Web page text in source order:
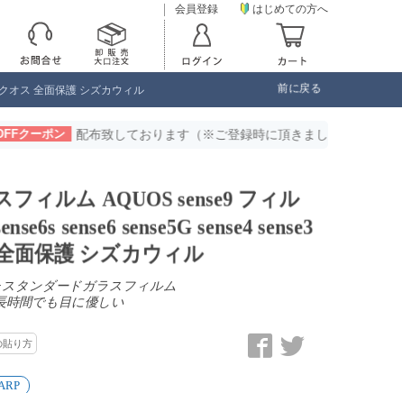
会員登録 はじめての方へ
クオス 全面保護 シズカウィル 前に戻る
しております（※ご登録時に頂きましたメールアドレスへクーポン
フィルム AQUOS sense9 フィル
sense6 sense5G sense4 sense3
面保護 シズカウィル
タンダードガラスフィルム
時間でも目に優しい
貼り方